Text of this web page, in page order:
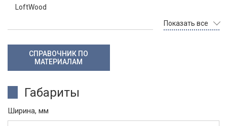
LoftWood
Показать все
СПРАВОЧНИК ПО
МАТЕРИАЛАМ
Габариты
Ширина, мм